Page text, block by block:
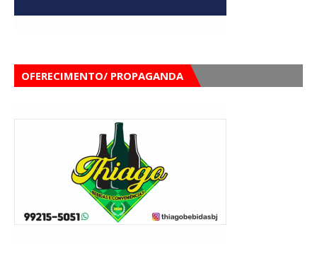
OFERECIMENTO/ PROPAGANDA